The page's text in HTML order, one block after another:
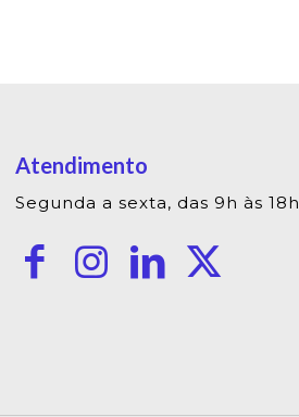
Atendimento
Segunda a sexta, das 9h às 18h